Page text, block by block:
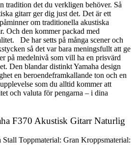
tradition det du verkligen behöver. Så
gitarr ger dig just det. Det är ett
om traditionella akustiska
Och den kommer packad med
De har setts på många scener och
så det var bara meningsfullt att ge
på medelnivå som vill ha en prisvärd
Den blandar distinkt Yamaha design
en beroendeframkallande ton och en
som du alltid kommer att
och valuta för pengarna – i dina
F370 Akustisk Gitarr Naturlig
Toppmaterial: Gran Kroppsmaterial: